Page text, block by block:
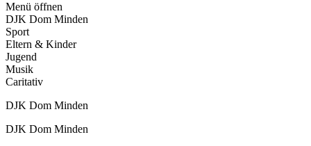
Menü öffnen
DJK Dom Minden
Sport
Eltern & Kinder
Jugend
Musik
Caritativ
DJK Dom Minden
DJK Dom Minden